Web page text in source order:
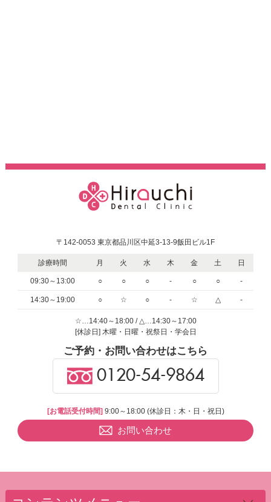
〒142-0053 東京都品川区中延3-13-9飯田ビル1F
診療時間 月 火 水 木 金 土 日
09:30～13:00 ○ ○ ○ - ○ ○ -
14:30～19:00 ○ ☆ ○ - ☆ △ -
☆…14:40～18:00 / △…14:30～17:00
[休診日] 木曜・日曜・祝祭日・学会日
ご予約・お問い合わせはこちら
0120-54-9864
[お電話受付時間] 9:00～18:00 (休診日：木・日・祝日)
お問い合わせ